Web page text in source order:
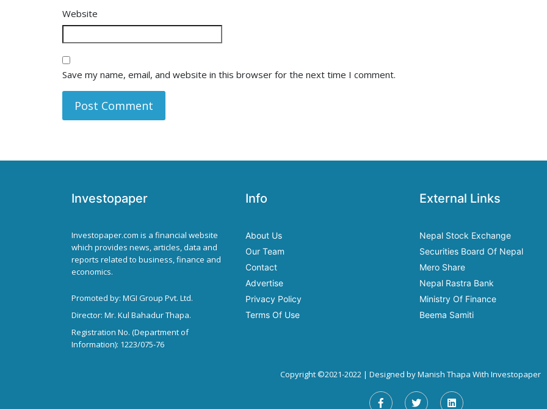
Website
Save my name, email, and website in this browser for the next time I comment.
Investopaper
Investopaper.com is a financial website
which provides news, articles, data and
reports related to business, finance and
economics.
Promoted by: MGI Group Pvt. Ltd.
Director: Mr. Kul Bahadur Thapa.
Registration No. (Department of
Information): 1223/075-76
Info
About Us
Our Team
Contact
Advertise
Privacy Policy
Terms Of Use
External Links
Nepal Stock Exchange
Securities Board Of Nepal
Mero Share
Nepal Rastra Bank
Ministry Of Finance
Beema Samiti
Copyright ©2021-2022 | Designed byManish Thapa With Investopaper